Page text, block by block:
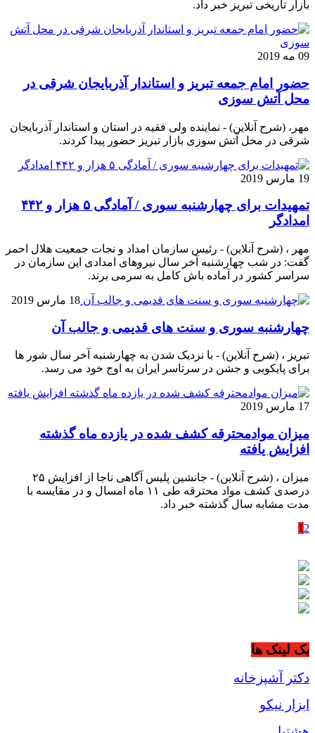
بازار تاریخی تبریز خبر داد.
09 مه 2019
حضور امام جمعه تبریز و استاندار آذربایجان شرقی در
محل آتش سوزی
مهر، (شرح آنلاین) - نماینده ولی فقیه در استان و استاندار آذربایجان
شرقی در محل آتش سوزی بازار تبریز حضور پیدا کردند.
19 مارس 2019
تمهیدات برای چهارشنبه سوری / آمادگی ۵ هزار و ۴۴۲
امدادگر
مهر ، (شرح آنلاین) - رئیس سازمان امداد و نجات جمعیت هلال احمر
گفت: در شب چهارشنبه آخر سال نیروهای امدادی این سازمان در
سراسر کشور در آماده باش کامل به سرمی برند.
18 مارس 2019
چهارشنبه سوری و سنت های قدیمی و جالب آن
تبریز ، (شرح آنلاین) - با نزدیک شدن به چهارشنبه آخر سال شور ها
برای پایکوبی و جشن در سرتاسر ایران به اوج خود می رسد.
17 مارس 2019
میزان موادمحترقه کشف شده در یازده ماه گذشته
افزایش یافته
میزان ، (شرح آنلاین) - جانشین پلیس آگاهی ناجا از افزایش ۲۵
درصدی کشف مواد محترقه طی ۱۱ ماه امسال و در مقایسه با
مدت مشابه سال گذشته خبر داد.
1 2
بک لینک ها
دکتر آشپزخانه
ابزار نیکو